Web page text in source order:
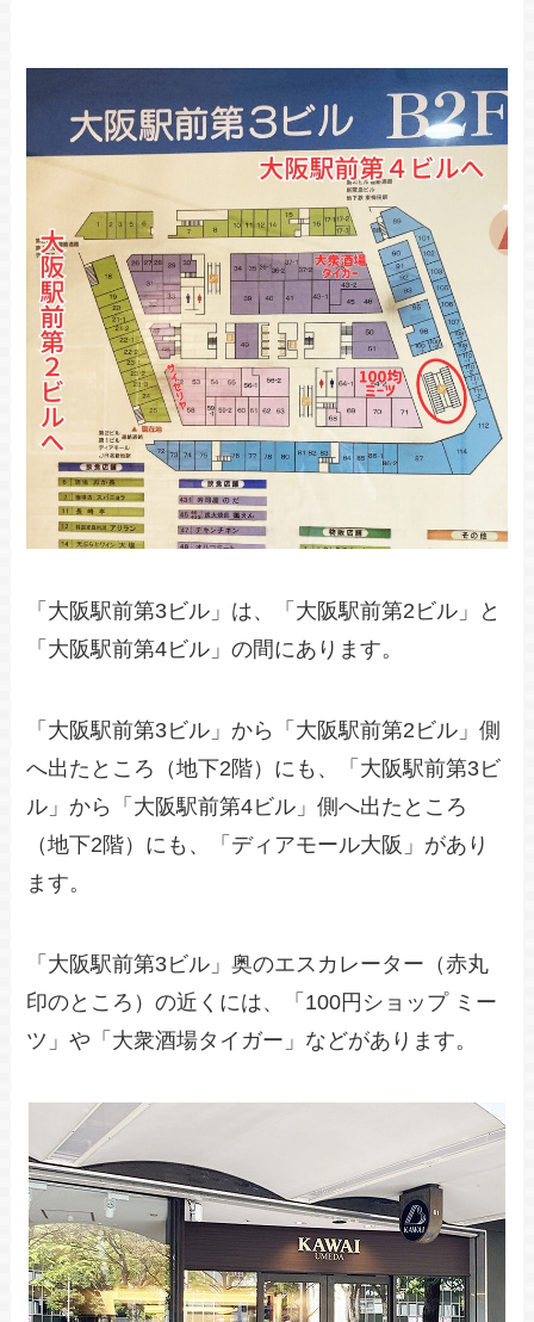
「大阪駅前第3ビル」は、「大阪駅前第2ビル」と
「大阪駅前第4ビル」の間にあります。
「大阪駅前第3ビル」から「大阪駅前第2ビル」側
へ出たところ（地下2階）にも、「大阪駅前第3ビ
ル」から「大阪駅前第4ビル」側へ出たところ
（地下2階）にも、「ディアモール大阪」があり
ます。
「大阪駅前第3ビル」奥のエスカレーター（赤丸
印のところ）の近くには、「100円ショップ ミー
ツ」や「大衆酒場タイガー」などがあります。